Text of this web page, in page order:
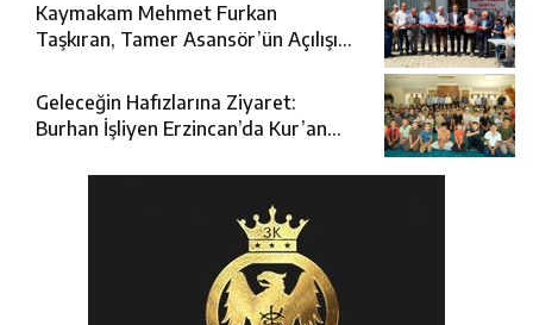
Kaymakam Mehmet Furkan
Taşkıran, Tamer Asansör’ün Açılışına
Geleceğin Hafızlarına Ziyaret:
Burhan İşliyen Erzincan’da Kur’an